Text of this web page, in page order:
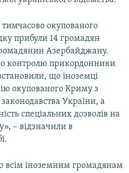
окупованого
прибули 14 громадян
Азербайджану.
контролю прикордонники
що іноземці
окупованого Криму з
України, а
спеціальних дозволів на
– відзначили в
всім іноземним громадянам